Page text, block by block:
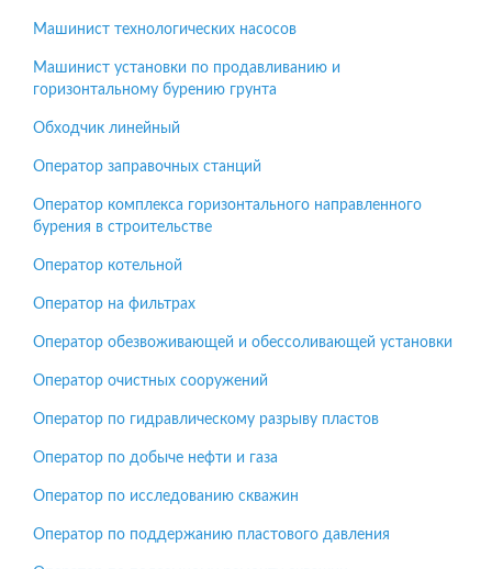
Машинист технологических насосов
Машинист установки по продавливанию и
горизонтальному бурению грунта
Обходчик линейный
Оператор заправочных станций
Оператор комплекса горизонтального направленного
бурения в строительстве
Оператор котельной
Оператор на фильтрах
Оператор обезвоживающей и обессоливающей установки
Оператор очистных сооружений
Оператор по гидравлическому разрыву пластов
Оператор по добыче нефти и газа
Оператор по исследованию скважин
Оператор по поддержанию пластового давления